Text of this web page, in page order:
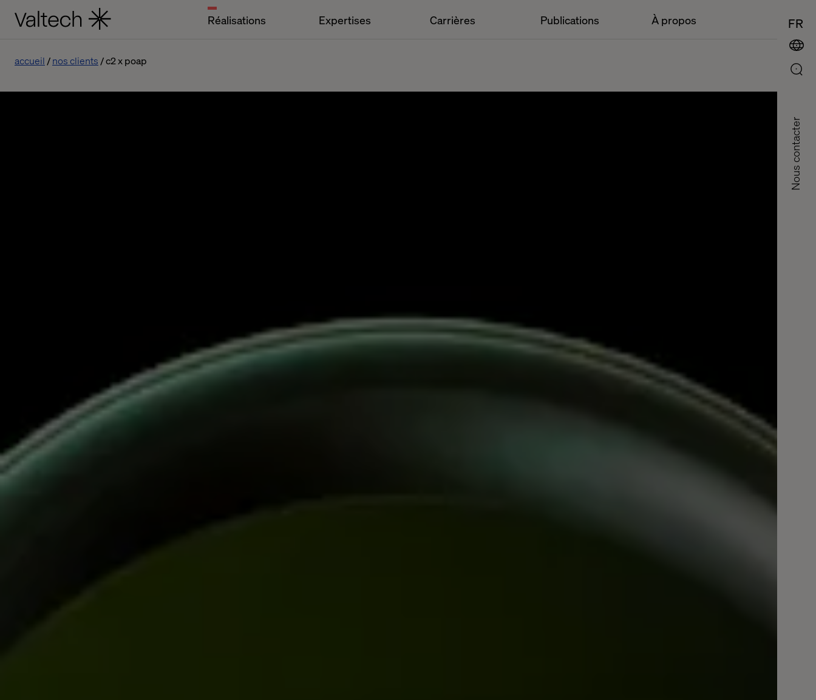
Réalisations Expertises Carrières Publications À propos FR
Nous contacter
accueil nos clients c2 x poap